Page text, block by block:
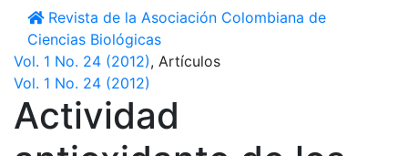
Revista de la Asociación Colombiana de
Ciencias Biológicas
Vol. 1 No. 24 (2012), Artículos
Vol. 1 No. 24 (2012)
Actividad